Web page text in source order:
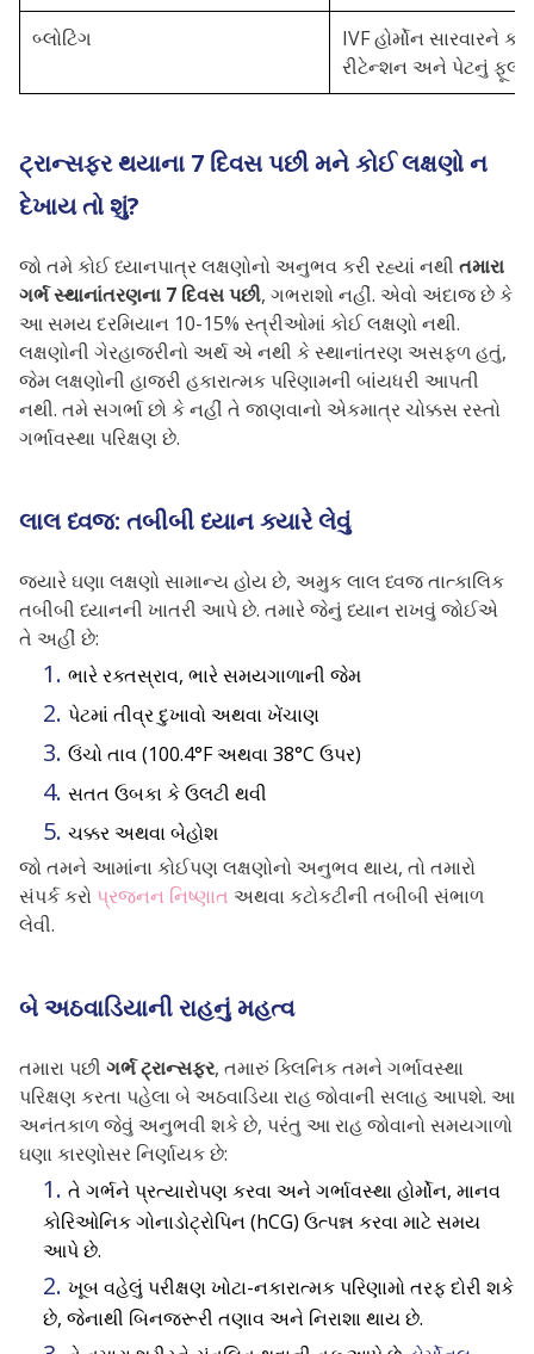
બ્લોટિંગ
IVF હોર્મોન સારવારને
રીટેન્શન અને પેટનું ફૂલવું
ટ્રાન્સફર થયાના 7 દિવસ પછી મને કોઈ લક્ષણો ન
દેખાય તો શું?
જો તમે કોઈ ધ્યાનપાત્ર લક્ષણોનો અનુભવ કરી રહ્યાં નથી તમારા
ગર્ભ સ્થાનાંતરણના 7 દિવસ પછી, ગભરાશો નહીં. એવો અંદાજ છે કે
આ સમય દરમિયાન 10-15% સ્ત્રીઓમાં કોઈ લક્ષણો નથી.
લક્ષણોની ગેરહાજરીનો અર્થ એ નથી કે સ્થાનાંતરણ અસફળ હતું,
જેમ લક્ષણોની હાજરી હકારાત્મક પરિણામની બાંયધરી આપતી
નથી. તમે સગર્ભા છો કે નહીં તે જાણવાનો એકમાત્ર ચોક્કસ રસ્તો
ગર્ભાવસ્થા પરિક્ષણ છે.
લાલ ધ્વજ: તબીબી ધ્યાન ક્યારે લેવું
જ્યારે ઘણા લક્ષણો સામાન્ય હોય છે, અમુક લાલ ધ્વજ તાત્કાલિક
તબીબી ધ્યાનની ખાતરી આપે છે. તમારે જેનું ધ્યાન રાખવું જોઈએ
તે અહીં છે:
ભારે રક્તસ્રાવ, ભારે સમયગાળાની જેમ
પેટમાં તીવ્ર દુખાવો અથવા ખેંચાણ
ઉંચો તાવ (100.4°F અથવા 38°C ઉપર)
સતત ઉબકા કે ઉલટી થવી
ચક્કર અથવા બેહોશ
જો તમને આમાંના કોઈપણ લક્ષણોનો અનુભવ થાય, તો તમારો
સંપર્ક કરો પ્રજનન નિષ્ણાત અથવા કટોકટીની તબીબી સંભાળ
લેવી.
બે અઠવાડિયાની રાહનું મહત્વ
તમારા પછી ગર્ભ ટ્રાન્સફર, તમારું ક્લિનિક તમને ગર્ભાવસ્થા
પરિક્ષણ કરતા પહેલા બે અઠવાડિયા રાહ જોવાની સલાહ આપશે. આ
અનંતકાળ જેવું અનુભવી શકે છે, પરંતુ આ રાહ જોવાનો સમયગાળો
ઘણા કારણોસર નિર્ણાયક છે:
તે ગર્ભને પ્રત્યારોપણ કરવા અને ગર્ભાવસ્થા હોર્મોન, માનવ
કોરિઓનિક ગોનાડોટ્રોપિન (hCG) ઉત્પન્ન કરવા માટે સમય
આપે છે.
ખૂબ વહેલું પરીક્ષણ ખોટા-નકારાત્મક પરિણામો તરફ દોરી શકે
છે, જેનાથી બિનજરૂરી તણાવ અને નિરાશા થાય છે.